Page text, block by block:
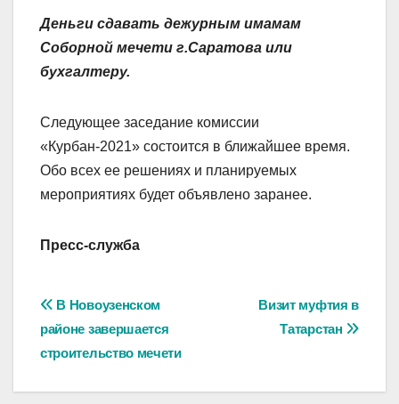
Деньги сдавать дежурным имамам
Соборной мечети г.Саратова или
бухгалтеру.
Следующее заседание комиссии
«Курбан-2021» состоится в ближайшее время.
Обо всех ее решениях и планируемых
мероприятиях будет объявлено заранее.
Пресс-служба
Навигация
по
записям
Визит муфтия в
Татарстан
В Новоузенском
районе завершается
строительство мечети